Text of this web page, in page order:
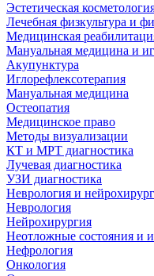
Эстетическая
Лечебная физкультура и
Медицинская
Мануальная медицина и
Акупунктура
Иглорефлексотерапия
Мануальная медицина
Остеопатия
Медицинское право
Методы визуализации
КТ и МРТ диагностика
Лучевая диагностика
УЗИ диагностика
Неврология и
Неврология
Нейрохирургия
Неотложные состояния и
Нефрология
Онкология